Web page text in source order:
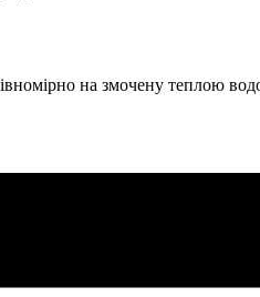
на змочену теплою